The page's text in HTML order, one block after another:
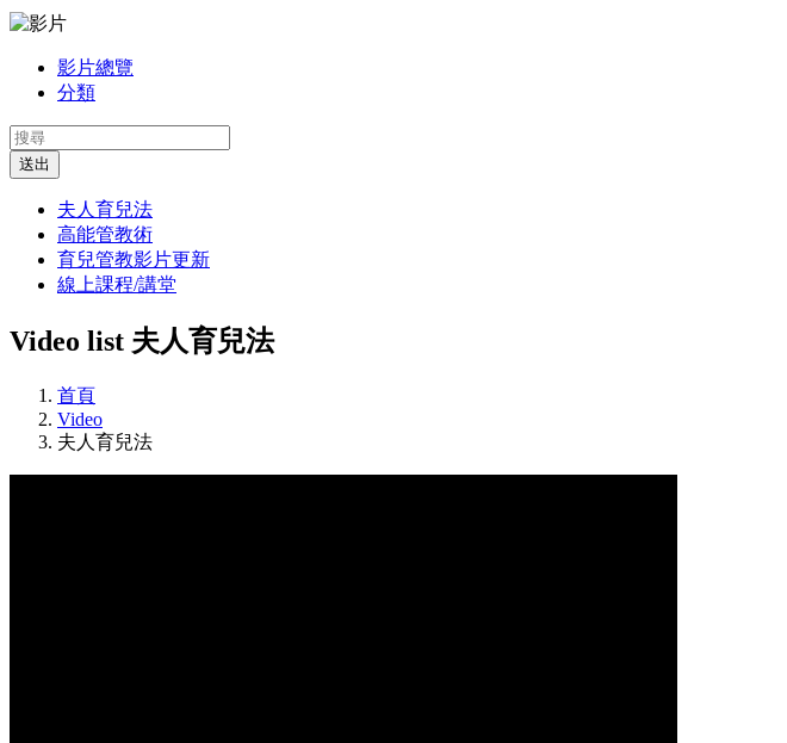
影片總覽
分類
送出
夫人育兒法
高能管教術
育兒管教影片更新
線上課程/講堂
Video list 夫人育兒法
首頁
Video
夫人育兒法